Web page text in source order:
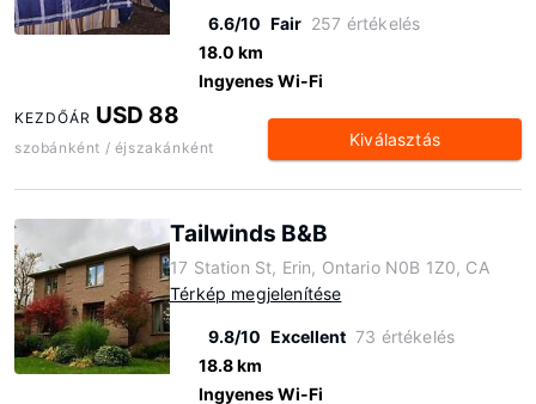
6.6/10 Fair 257 értékelés
18.0 km
Ingyenes Wi-Fi
KEZDŐÁR USD 88
szobánként / éjszakánként Kiválasztás
Tailwinds B&B
17 Station St, Erin, Ontario N0B 1Z0, CA
Térkép megjelenítése
9.8/10 Excellent 73 értékelés
18.8 km
Ingyenes Wi-Fi